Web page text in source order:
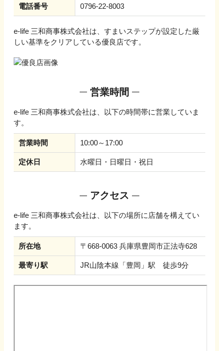
電話番号 0796-22-8003
e-life 三和商事株式会社は、すまいステップが設定した厳
しい基準をクリアしている優良店です。
営業時間
e-life 三和商事株式会社は、以下の時間帯に営業していま
す。
営業時間 10:00～17:00
定休日 水曜日・日曜日・祝日
アクセス
e-life 三和商事株式会社は、以下の場所に店舗を構えてい
ます。
所在地 〒668-0063 兵庫県豊岡市正法寺628
最寄り駅 JR山陰本線「豊岡」駅 徒歩9分